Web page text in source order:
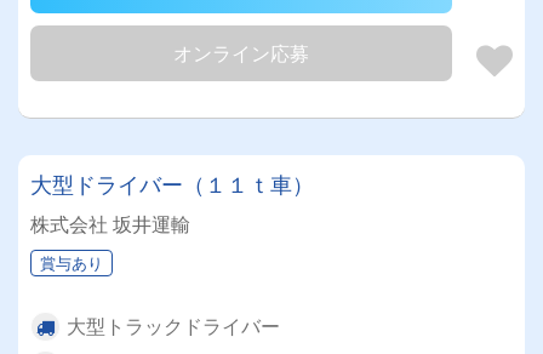
オンライン応募
大型ドライバー（１１ｔ車）
株式会社 坂井運輸
賞与あり
大型トラックドライバー